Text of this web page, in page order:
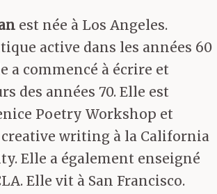
est née à Los Angeles.
active dans les années 60
a commencé à écrire et
des années 70. Elle est
Poetry Workshop et
creative writing à la California
Elle a également enseigné
Elle vit à San Francisco.